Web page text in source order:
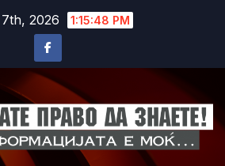
2026 1:15:51 PM